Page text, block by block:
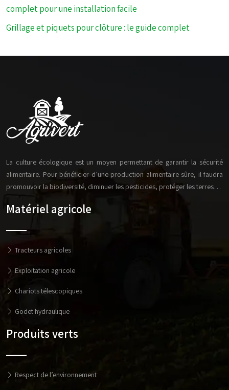
complet pour une installation facile
Grillage et piquets pour clôture : le guide complet
La culture écologique est un moyen permettant de garantir la sécurité
alimentaire. Pour bénéficier d’une production alimentaire sûre, il faudra
promouvoir la biodiversité, diminuer les pesticides, protéger les terres…
Matériel agricole
Tracteurs agricoles
Exploitation agricole
Chariots télescopiques
Godet hydraulique
Produits verts
Respect de l’environnement